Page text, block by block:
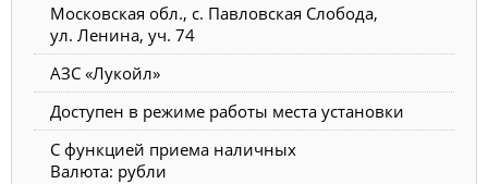
Московская обл., с. Павловская Слобода,
ул. Ленина, уч. 74
АЗС «Лукойл»
Доступен в режиме работы места установки
С функцией приема наличных
Валюта: рубли